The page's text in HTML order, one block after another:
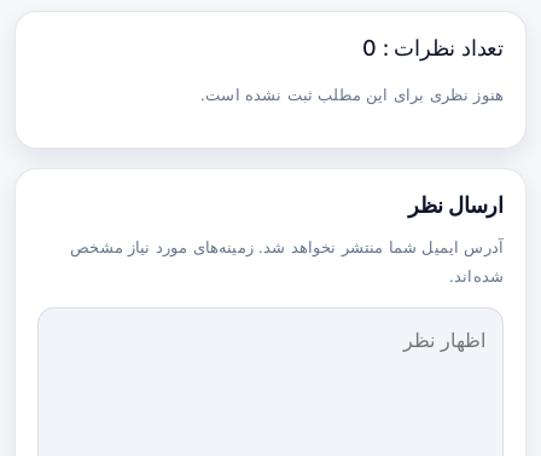
تعداد نظرات : 0
هنوز نظری برای این مطلب ثبت نشده است.
ارسال نظر
آدرس ایمیل شما منتشر نخواهد شد. زمینه‌های مورد نیاز مشخص
شده‌اند.